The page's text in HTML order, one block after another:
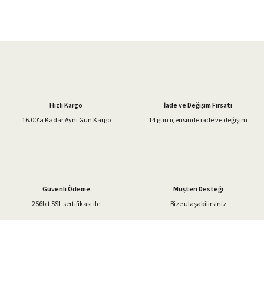
Ürün bilgilerinde hatalar bulunuyor.
Gönder
Hızlı Kargo
16.00'a Kadar Aynı Gün Kargo
İade ve Değişim Fırsatı
14 gün içerisinde iade ve değişim
Güvenli Ödeme
256bit SSL sertifikası ile
Müşteri Desteği
Bize ulaşabilirsiniz